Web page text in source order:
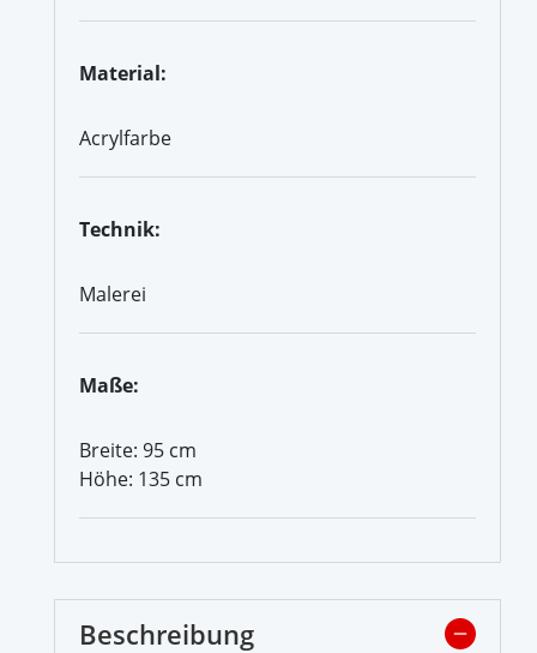
Material:
Acrylfarbe
Technik:
Malerei
Maße:
Breite: 95 cm
Höhe: 135 cm
Beschreibung